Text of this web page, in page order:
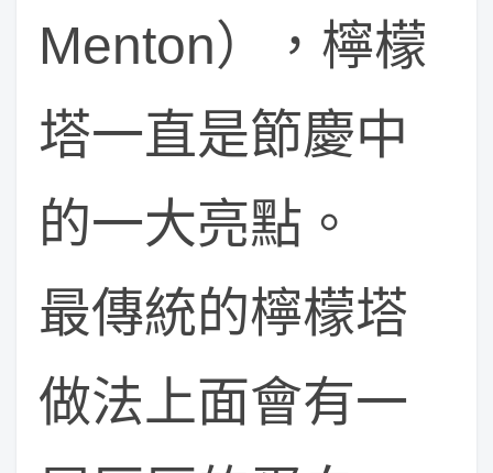
Menton），檸檬
塔一直是節慶中
的一大亮點。
最傳統的檸檬塔
做法上面會有一